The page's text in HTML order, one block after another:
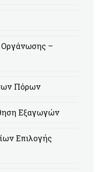
Οργάνωσης –
Πόρων
Εξαγωγών
Επιλογής